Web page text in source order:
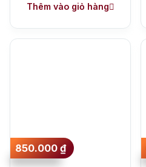
Thêm vào giỏ hàng
850.000₫